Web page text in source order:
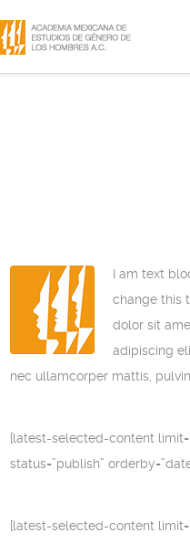
I am text
change this
dolor sit
adipiscing
nec ullamcorper mattis,
[latest-selected-content
status=”publish”
[latest-selected-content